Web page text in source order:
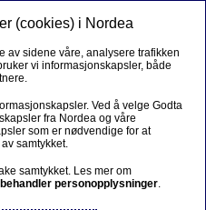
(cookies) i Nordea
av sidene våre, analysere trafikken
vi informasjonskapsler, både
Ved å velge Godta
fra Nordea og våre
som er nødvendige for at
samtykket.
samtykket. Les mer om
behandler personopplysninger.